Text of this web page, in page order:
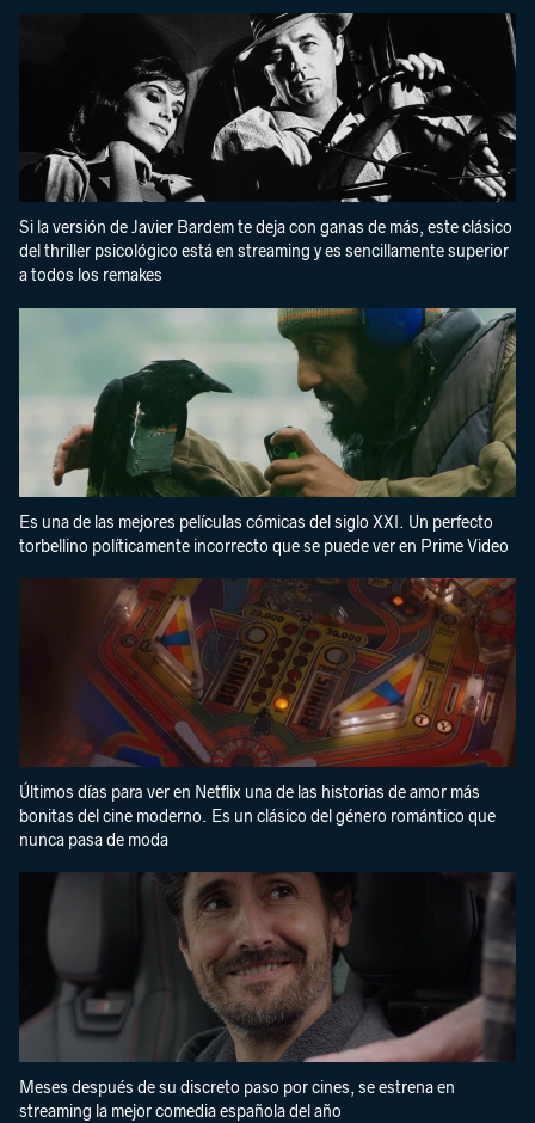
Si la versión de Javier Bardem te deja con ganas de más, este clásico
del thriller psicológico está en streaming y es sencillamente superior
a todos los remakes
Es una de las mejores películas cómicas del siglo XXI. Un perfecto
torbellino políticamente incorrecto que se puede ver en Prime Video
Últimos días para ver en Netflix una de las historias de amor más
bonitas del cine moderno. Es un clásico del género romántico que
nunca pasa de moda
Meses después de su discreto paso por cines, se estrena en
streaming la mejor comedia española del año